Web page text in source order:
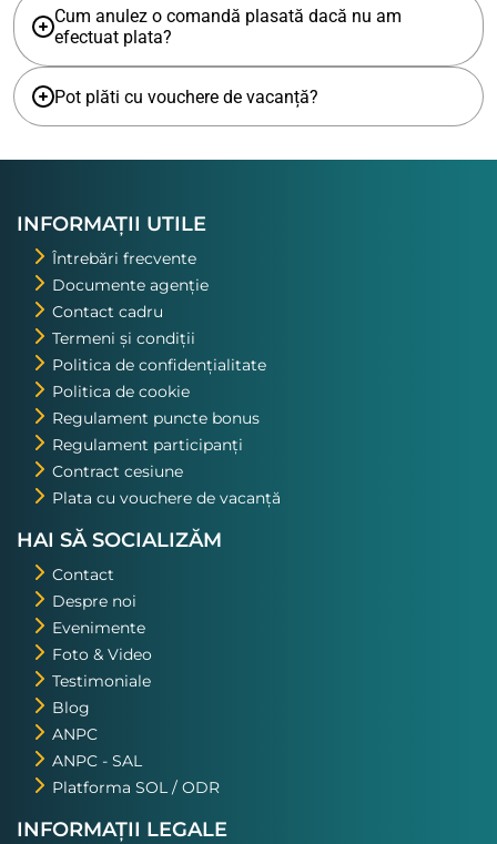
Cum anulez o comandă plasată dacă nu am
efectuat plata?
Pot plăti cu vouchere de vacanță?
INFORMAȚII UTILE
Întrebări frecvente
Documente agenție
Contact cadru
Termeni și condiții
Politica de confidențialitate
Politica de cookie
Regulament puncte bonus
Regulament participanți
Contract cesiune
Plata cu vouchere de vacanță
HAI SĂ SOCIALIZĂM
Contact
Despre noi
Evenimente
Foto & Video
Testimoniale
Blog
ANPC
ANPC - SAL
Platforma SOL / ODR
INFORMAȚII LEGALE